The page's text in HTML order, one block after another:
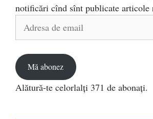
notificări cînd sînt publicate articole
Mă abonez
Alătură-te celorlalți 371 de abonați.